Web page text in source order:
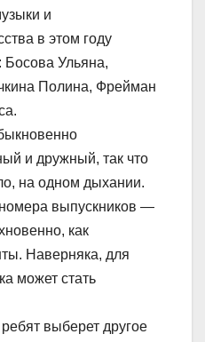
и
в этом году
Босова Ульяна,
Полина, Фрейман
и дружный, так что
на одном дыхании.
выпускников —
как
Наверняка, для
может стать
выберет другое